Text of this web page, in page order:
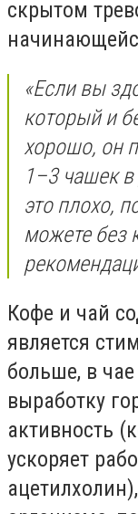
скрытом
«Если вы
который и
хорошо, он
1–3 чашек
это плохо,
можете без
Кофе и чай
является
больше, в
выработку
активность
ускоряет